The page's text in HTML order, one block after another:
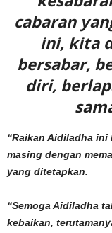
cabaran
ini, kita
bersabar,
diri,
“Raikan Aidiladha ini
masing dengan
yang ditetapkan.
“Semoga Aidiladha
kebaikan,